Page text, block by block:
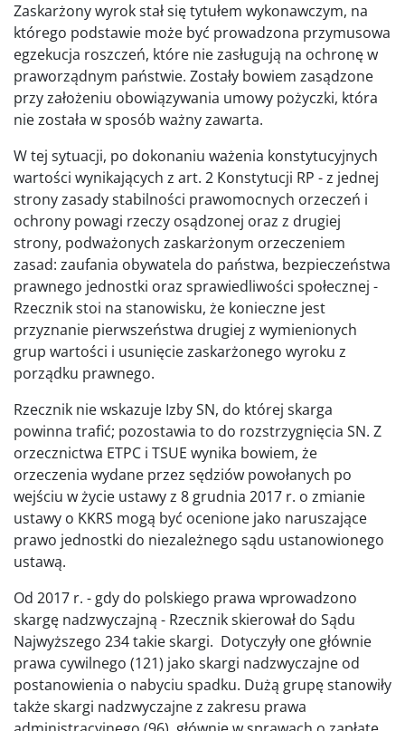
Zaskarżony wyrok stał się tytułem wykonawczym, na
którego podstawie może być prowadzona przymusowa
egzekucja roszczeń, które nie zasługują na ochronę w
praworządnym państwie. Zostały bowiem zasądzone
przy założeniu obowiązywania umowy pożyczki, która
nie została w sposób ważny zawarta.
W tej sytuacji, po dokonaniu ważenia konstytucyjnych
wartości wynikających z art. 2 Konstytucji RP - z jednej
strony zasady stabilności prawomocnych orzeczeń i
ochrony powagi rzeczy osądzonej oraz z drugiej
strony, podważonych zaskarżonym orzeczeniem
zasad: zaufania obywatela do państwa, bezpieczeństwa
prawnego jednostki oraz sprawiedliwości społecznej -
Rzecznik stoi na stanowisku, że konieczne jest
przyznanie pierwszeństwa drugiej z wymienionych
grup wartości i usunięcie zaskarżonego wyroku z
porządku prawnego.
Rzecznik nie wskazuje Izby SN, do której skarga
powinna trafić; pozostawia to do rozstrzygnięcia SN. Z
orzecznictwa ETPC i TSUE wynika bowiem, że
orzeczenia wydane przez sędziów powołanych po
wejściu w życie ustawy z 8 grudnia 2017 r. o zmianie
ustawy o KKRS mogą być ocenione jako naruszające
prawo jednostki do niezależnego sądu ustanowionego
ustawą.
Od 2017 r. - gdy do polskiego prawa wprowadzono
skargę nadzwyczajną - Rzecznik skierował do Sądu
Najwyższego 234 takie skargi. Dotyczyły one głównie
prawa cywilnego (121) jako skargi nadzwyczajne od
postanowienia o nabyciu spadku. Dużą grupę stanowiły
także skargi nadzwyczajne z zakresu prawa